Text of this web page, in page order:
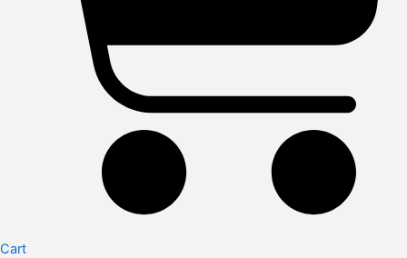
Cart